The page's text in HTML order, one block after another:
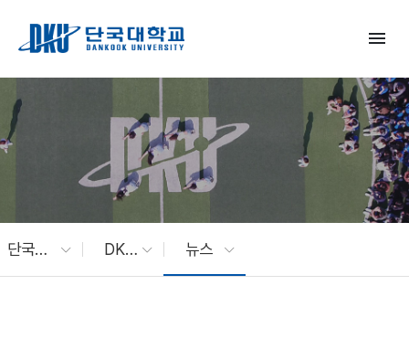
menu
단국대 소식 DKU News 뉴스